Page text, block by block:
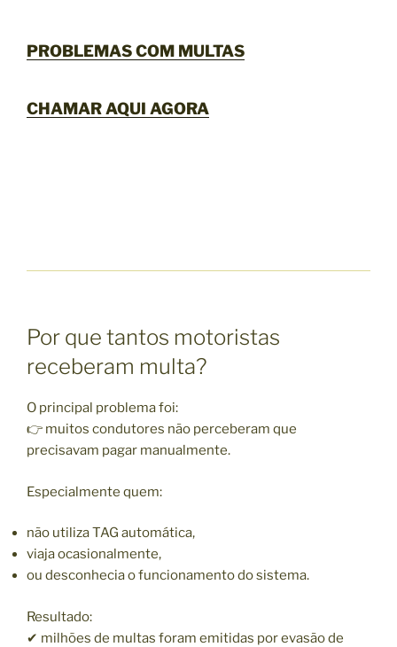
PROBLEMAS COM MULTAS
CHAMAR AQUI AGORA
Por que tantos motoristas
receberam multa?
O principal problema foi:
👉 muitos condutores não perceberam que
precisavam pagar manualmente.
Especialmente quem:
não utiliza TAG automática,
viaja ocasionalmente,
ou desconhecia o funcionamento do sistema.
Resultado:
✔ milhões de multas foram emitidas por evasão de